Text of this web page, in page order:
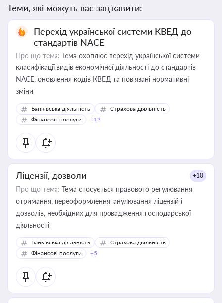
Теми, які можуть вас зацікавити:
Перехід української системи КВЕД до
стандартів NACE
Про що тема: Тема охоплює перехід української системи
класифікації видів економічної діяльності до стандартів
NACE, оновлення кодів КВЕД та пов'язані нормативні
зміни
Банківська діяльність
Страхова діяльність
Фінансові послуги
+13
Ліцензії, дозволи +10
Про що тема: Тема стосується правового регулювання
отримання, переоформлення, анулювання ліцензій і
дозволів, необхідних для провадження господарської
діяльності
Банківська діяльність
Страхова діяльність
Фінансові послуги
+5